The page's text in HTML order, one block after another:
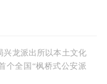
兴龙派出所以本土文化
个全国“枫桥式公安派